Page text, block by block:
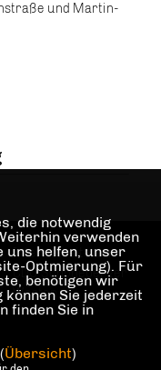
und Martin-
Internetseite der
CDU Schöneberger
Westen
die notwendig
verwenden
uns helfen, unser
Optmierung). Für
benötigen wir
Sie jederzeit
finden Sie in
Übersicht)